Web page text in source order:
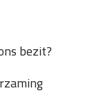
bezit?